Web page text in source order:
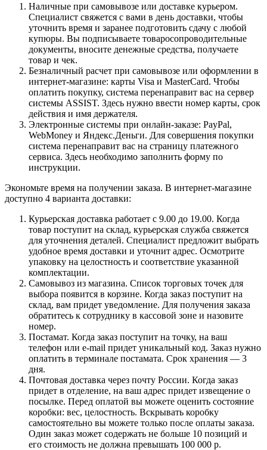
Наличные при самовывозе или доставке курьером.
Специалист свяжется с вами в день доставки, чтобы
уточнить время и заранее подготовить сдачу с любой
купюры. Вы подписываете товаросопроводительные
документы, вносите денежные средства, получаете
товар и чек.
Безналичный расчет при самовывозе или оформлении в
интернет-магазине: карты Visa и MasterCard. Чтобы
оплатить покупку, система перенаправит вас на сервер
системы ASSIST. Здесь нужно ввести номер карты, срок
действия и имя держателя.
Электронные системы при онлайн-заказе: PayPal,
WebMoney и Яндекс.Деньги. Для совершения покупки
система перенаправит вас на страницу платежного
сервиса. Здесь необходимо заполнить форму по
инструкции.
Экономьте время на получении заказа. В интернет-магазине
доступно 4 варианта доставки:
Курьерская доставка работает с 9.00 до 19.00. Когда
товар поступит на склад, курьерская служба свяжется
для уточнения деталей. Специалист предложит выбрать
удобное время доставки и уточнит адрес. Осмотрите
упаковку на целостность и соответствие указанной
комплектации.
Самовывоз из магазина. Список торговых точек для
выбора появится в корзине. Когда заказ поступит на
склад, вам придет уведомление. Для получения заказа
обратитесь к сотруднику в кассовой зоне и назовите
номер.
Постамат. Когда заказ поступит на точку, на ваш
телефон или e-mail придет уникальный код. Заказ нужно
оплатить в терминале постамата. Срок хранения — 3
дня.
Почтовая доставка через почту России. Когда заказ
придет в отделение, на ваш адрес придет извещение о
посылке. Перед оплатой вы можете оценить состояние
коробки: вес, целостность. Вскрывать коробку
самостоятельно вы можете только после оплаты заказа.
Один заказ может содержать не больше 10 позиций и
его стоимость не должна превышать 100 000 р.